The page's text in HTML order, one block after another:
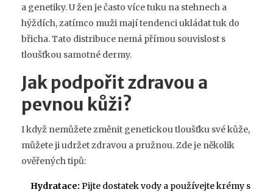
a genetiky. U žen je často více tuku na stehnech a
hýždích, zatímco muži mají tendenci ukládat tuk do
břicha. Tato distribuce nemá přímou souvislost s
tloušťkou samotné dermy.
Jak podpořit zdravou a
pevnou kůži?
I když nemůžete změnit genetickou tloušťku své kůže,
můžete ji udržet zdravou a pružnou. Zde je několik
ověřených tipů:
Hydratace: Pijte dostatek vody a používejte krémy s